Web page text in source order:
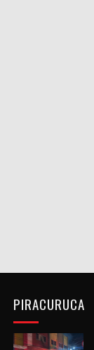
PIRACURUCA